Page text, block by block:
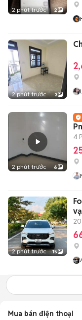
2 phút trước 2
2 phút trước 3
2 phút trước 6
4
2 phút trước 15
Mua bán điện thoại